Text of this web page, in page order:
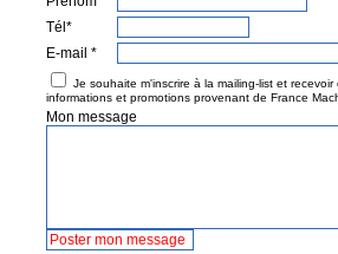
Tél*
E-mail *
Je souhaite m'inscrire à la mailing-list et recevoir
informations et promotions provenant de France
Mon message